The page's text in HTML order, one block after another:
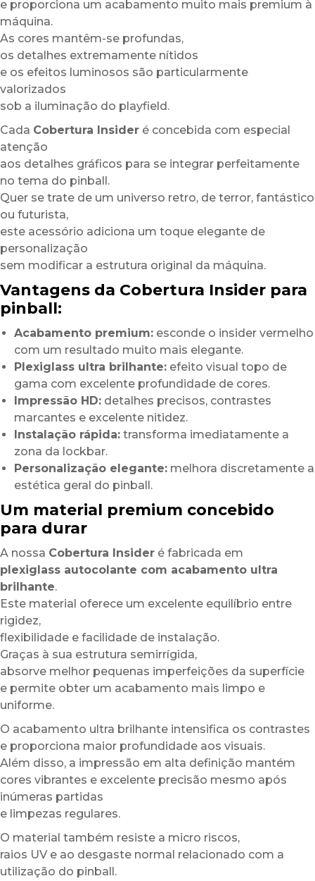
e proporciona um acabamento muito mais premium à
máquina.
As cores mantêm-se profundas,
os detalhes extremamente nítidos
e os efeitos luminosos são particularmente
valorizados
sob a iluminação do playfield.
Cada Cobertura Insider é concebida com especial
atenção
aos detalhes gráficos para se integrar perfeitamente
no tema do pinball.
Quer se trate de um universo retro, de terror, fantástico
ou futurista,
este acessório adiciona um toque elegante de
personalização
sem modificar a estrutura original da máquina.
Vantagens da Cobertura Insider para
pinball:
Acabamento premium: esconde o insider vermelho
com um resultado muito mais elegante.
Plexiglass ultra brilhante: efeito visual topo de
gama com excelente profundidade de cores.
Impressão HD: detalhes precisos, contrastes
marcantes e excelente nitidez.
Instalação rápida: transforma imediatamente a
zona da lockbar.
Personalização elegante: melhora discretamente a
estética geral do pinball.
Um material premium concebido
para durar
A nossa Cobertura Insider é fabricada em
plexiglass autocolante com acabamento ultra
brilhante.
Este material oferece um excelente equilíbrio entre
rigidez,
flexibilidade e facilidade de instalação.
Graças à sua estrutura semirrígida,
absorve melhor pequenas imperfeições da superfície
e permite obter um acabamento mais limpo e
uniforme.
O acabamento ultra brilhante intensifica os contrastes
e proporciona maior profundidade aos visuais.
Além disso, a impressão em alta definição mantém
cores vibrantes e excelente precisão mesmo após
inúmeras partidas
e limpezas regulares.
O material também resiste a micro riscos,
raios UV e ao desgaste normal relacionado com a
utilização do pinball.